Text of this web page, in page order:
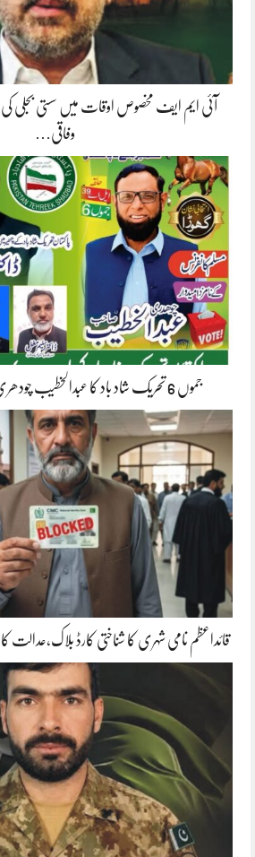
آئی ایم ایف مخصوص اوقات میں سستی بجلی
وفاقی…
جموں 6 تحریک شاد باد کا عبدالخطیب چودھری کی حمایت کا اعلان
قائداعظم نامی شہری کا شناختی کارڈ بلاک،عدالت